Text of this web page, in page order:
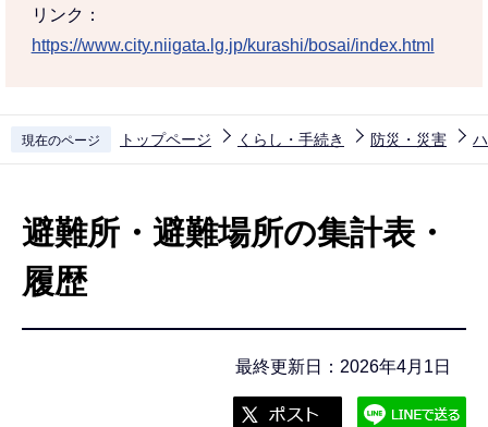
リンク：
https://www.city.niigata.lg.jp/kurashi/bosai/index.html
現在のページ トップページ くらし・手続き 防災・災害
避難所・避難場所の集計表・
履歴
最終更新日：2026年4月1日